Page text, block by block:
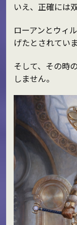
いえ、正確には
ローアンとウィ
げたとされていま
そして、その時
しません。